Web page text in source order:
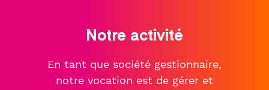
Notre activité
En tant que société gestionnaire,
notre vocation est de gérer et